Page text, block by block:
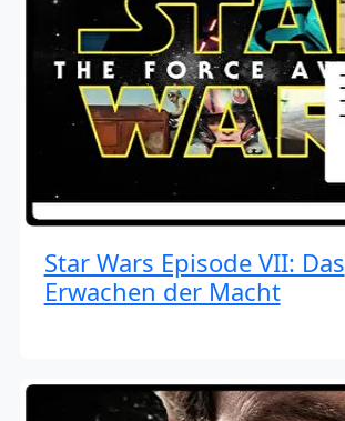
Star Wars Episode VII: Das
Erwachen der Macht